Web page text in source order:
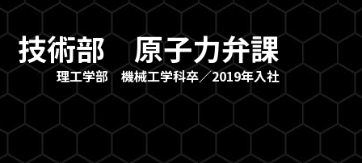
技術部 原子力弁課
理工学部 機械工学科卒／2019年入社